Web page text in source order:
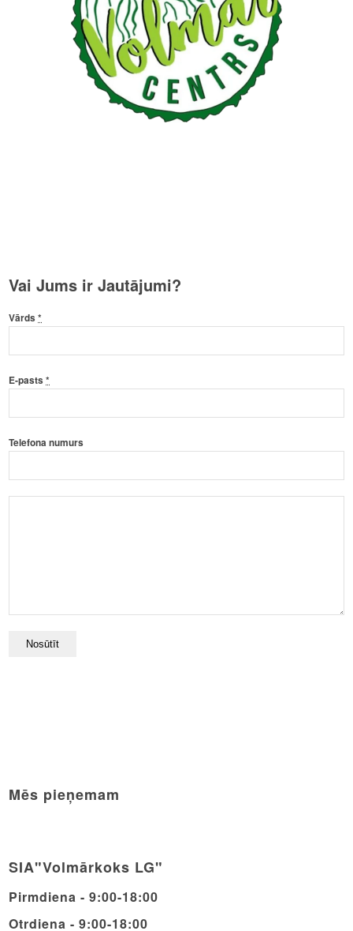
Vai Jums ir Jautājumi?
Vārds*
E-pasts*
Telefona numurs
Mēs pieņemam
SIA"Volmārkoks LG"
Pirmdiena - 9:00-18:00
Otrdiena - 9:00-18:00